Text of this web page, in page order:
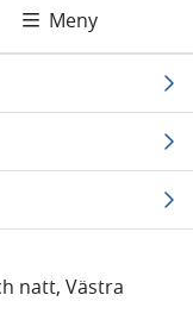
Meny
natt, Västra